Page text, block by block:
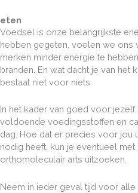
eten
Voedsel is onze belangrijkste
hebben gegeten, voelen we ons
merken minder energie te
branden. En wat dacht je van het
bestaat niet voor niets.
In het kader van goed voor
voldoende voedingsstoffen en
dag. Hoe dat er precies voor jou
nodig heeft, kun je eventueel
orthomoleculair arts uitzoeken.
Neem in ieder geval tijd voor